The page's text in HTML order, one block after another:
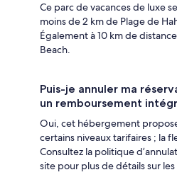
Ce parc de vacances de luxe
moins de 2 km de Plage de
Également à 10 km de
Beach.
Puis-je annuler ma
un remboursement
Oui, cet hébergement
certains niveaux tarifaires ; la
Consultez la politique
site pour plus de détails sur